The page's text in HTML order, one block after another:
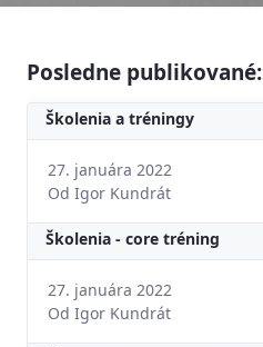
Posledne publikované:
Školenia a tréningy
27. januára 2022
Od Igor Kundrát
Školenia - core tréning
27. januára 2022
Od Igor Kundrát